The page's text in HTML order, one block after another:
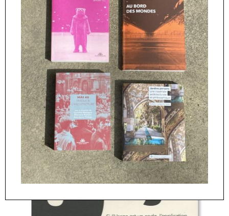
(2006) et Cergy : tableaux actuels d’une ville nouvelle
(2019).